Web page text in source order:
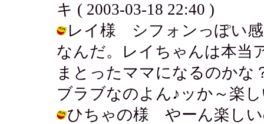
キ ( 2003-03-18 22:40 )
レイ様 シフォンっぽい感
なんだ。レイちゃんは本当
まとったママになるのかな
ブラブなのよん♪ッか～楽
ひちゃの様 やーん楽しい